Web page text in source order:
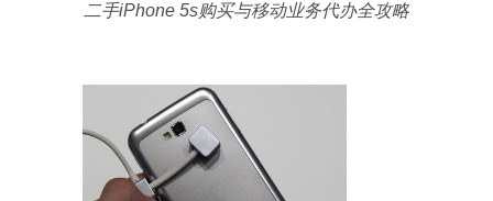
二手iPhone 5s购买与移动业务代办全攻略